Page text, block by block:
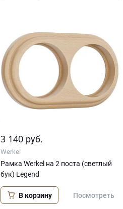
3 140 руб.
Werkel
Рамка Werkel на 2 поста (светлый
бук) Legend
В корзину Посмотреть